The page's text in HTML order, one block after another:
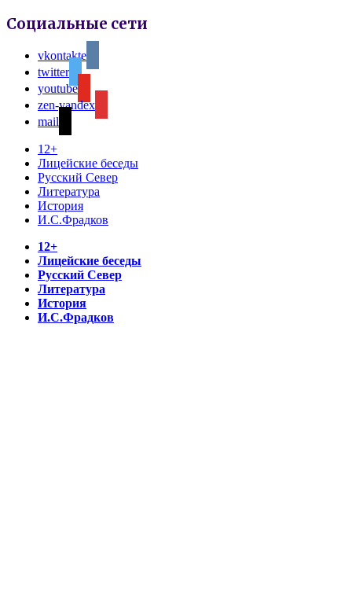
Социальные сети
vkontakte
twitter
youtube
zen-yandex
mail
12+
Лицейские беседы
Русский Север
Литература
История
И.С.Фрадков
12+
Лицейские беседы
Русский Север
Литература
История
И.С.Фрадков